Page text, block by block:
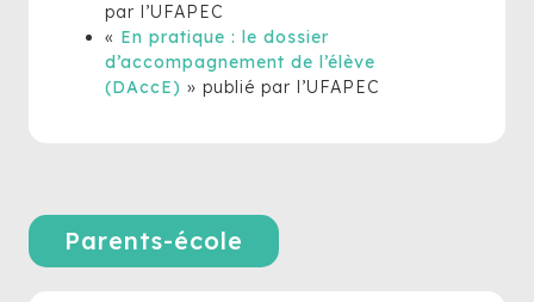
par l’UFAPEC
« En pratique : le dossier
d’accompagnement de l’élève
(DAccE) » publié par l’UFAPEC
Parents-école